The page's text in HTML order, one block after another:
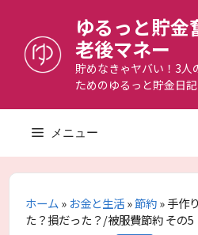
へ
ゆるっと貯金
老後マネー
貯めなきゃヤバい！3人
ためのゆるっと貯金日記
メニュー
ホーム» お金と生活»節約»手作
た？損だった？/被服費節約 その5